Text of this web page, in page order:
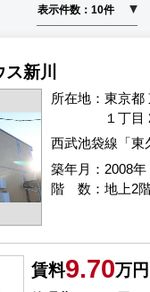
新川
所在地
東京都
１丁目
築年月 2008年
西武池袋線「東
階 数 地上2
賃料9.70万円